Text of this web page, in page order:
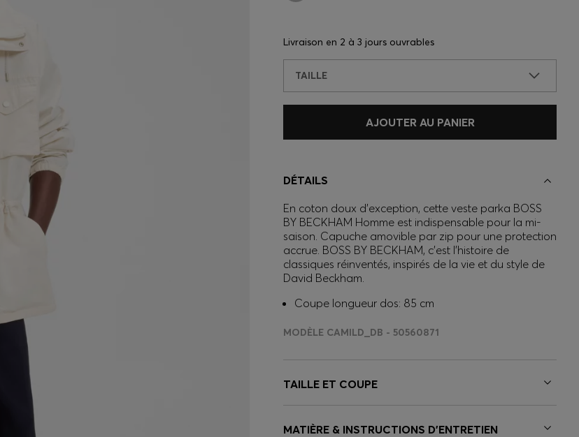
Livraison en 2 à 3 jours ouvrables
TAILLE
AJOUTER AU PANIER
DÉTAILS
En coton doux d'exception, cette veste parka BOSS
BY BECKHAM Homme est indispensable pour la mi-
saison. Capuche amovible par zip pour une protection
accrue. BOSS BY BECKHAM, c’est l’histoire de
classiques réinventés, inspirés de la vie et du style de
David Beckham.
Coupe longueur dos: 85 cm
MODÈLE CAMILD_DB - 50560871
TAILLE ET COUPE
MATIÈRE & INSTRUCTIONS D’ENTRETIEN